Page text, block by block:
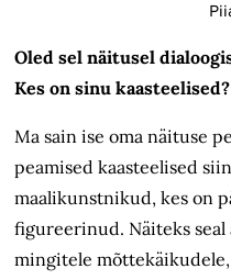
Oled sel näitusel
Kes on sinu kaasteelised?
Ma sain ise oma näituse
peamised kaasteelised
maalikunstnikud, kes on
figureerinud. Näiteks seal
mingitele